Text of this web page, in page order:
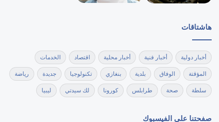
هاشتاقات
أخبار دولية أخبار فنية أخبار محلية اقتصاد الخدمات
المؤقتة الوفاق بلدية بنغازي تكنولوجيا جديدة رياضة
سلطة صحة طرابلس كورونا لك سيدتي ليبيا
صفحتنا على الفيسبوك